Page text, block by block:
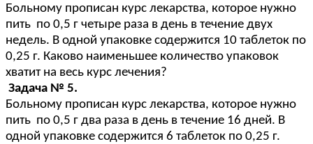
Больному прописан курс лекарства, которое нужно
пить по 0,5 г четыре раза в день в течение двух
недель. В одной упаковке содержится 10 таблеток по
0,25 г. Каково наименьшее количество упаковок
хватит на весь курс лечения?
Задача № 5.
Больному прописан курс лекарства, которое нужно
пить по 0,5 г два раза в день в течение 16 дней. В
одной упаковке содержится 6 таблеток по 0,25 г.